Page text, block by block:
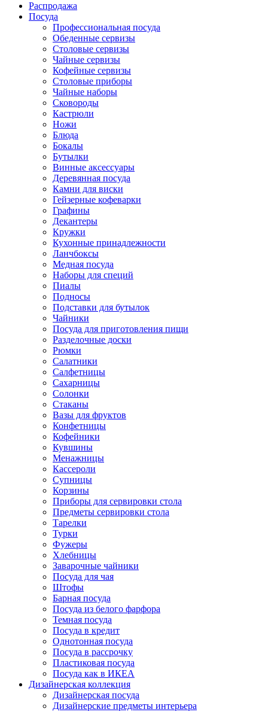
Распродажа
Посуда
Профессиональная посуда
Обеденные сервизы
Столовые сервизы
Чайные сервизы
Кофейные сервизы
Столовые приборы
Чайные наборы
Сковороды
Кастрюли
Ножи
Блюда
Бокалы
Бутылки
Винные аксессуары
Деревянная посуда
Камни для виски
Гейзерные кофеварки
Графины
Декантеры
Кружки
Кухонные принадлежности
Ланчбоксы
Медная посуда
Наборы для специй
Пиалы
Подносы
Подставки для бутылок
Чайники
Посуда для приготовления пищи
Разделочные доски
Рюмки
Салатники
Салфетницы
Сахарницы
Солонки
Стаканы
Вазы для фруктов
Конфетницы
Кофейники
Кувшины
Менажницы
Кассероли
Супницы
Корзины
Приборы для сервировки стола
Предметы сервировки стола
Тарелки
Турки
Фужеры
Хлебницы
Заварочные чайники
Посуда для чая
Штофы
Барная посуда
Посуда из белого фарфора
Темная посуда
Посуда в кредит
Однотонная посуда
Посуда в рассрочку
Пластиковая посуда
Посуда как в ИКЕА
Дизайнерская коллекция
Дизайнерская посуда
Дизайнерские предметы интерьера